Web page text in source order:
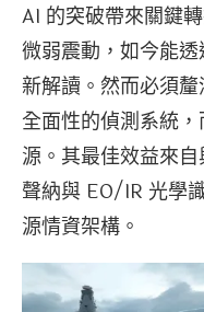
AI 的突破帶來關鍵
微弱震動，如今能
新解讀。然而必須
全面性的偵測系統
源。其最佳效益來
聲納與 EO/IR 光學
源情資架構。